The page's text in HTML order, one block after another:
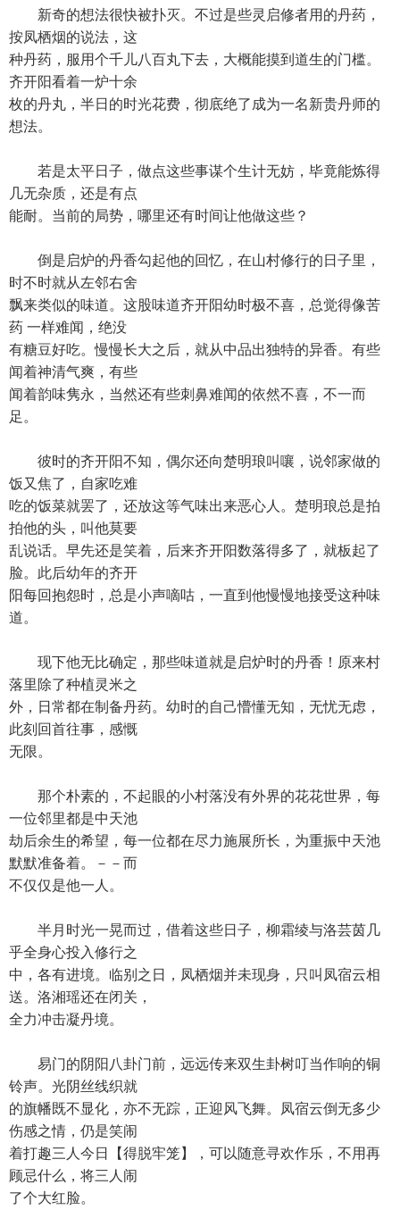
新奇的想法很快被扑灭。不过是些灵启修者用的丹药，
按凤栖烟的说法，这
种丹药，服用个千儿八百丸下去，大概能摸到道生的门槛。
齐开阳看着一炉十余
枚的丹丸，半日的时光花费，彻底绝了成为一名新贵丹师的
想法。
若是太平日子，做点这些事谋个生计无妨，毕竟能炼得
几无杂质，还是有点
能耐。当前的局势，哪里还有时间让他做这些？
倒是启炉的丹香勾起他的回忆，在山村修行的日子里，
时不时就从左邻右舍
飘来类似的味道。这股味道齐开阳幼时极不喜，总觉得像苦
药 一样难闻，绝没
有糖豆好吃。慢慢长大之后，就从中品出独特的异香。有些
闻着神清气爽，有些
闻着韵味隽永，当然还有些刺鼻难闻的依然不喜，不一而
足。
彼时的齐开阳不知，偶尔还向楚明琅叫嚷，说邻家做的
饭又焦了，自家吃难
吃的饭菜就罢了，还放这等气味出来恶心人。楚明琅总是拍
拍他的头，叫他莫要
乱说话。早先还是笑着，后来齐开阳数落得多了，就板起了
脸。此后幼年的齐开
阳每回抱怨时，总是小声嘀咕，一直到他慢慢地接受这种味
道。
现下他无比确定，那些味道就是启炉时的丹香！原来村
落里除了种植灵米之
外，日常都在制备丹药。幼时的自己懵懂无知，无忧无虑，
此刻回首往事，感慨
无限。
那个朴素的，不起眼的小村落没有外界的花花世界，每
一位邻里都是中天池
劫后余生的希望，每一位都在尽力施展所长，为重振中天池
默默准备着。－－而
不仅仅是他一人。
半月时光一晃而过，借着这些日子，柳霜绫与洛芸茵几
乎全身心投入修行之
中，各有进境。临别之日，凤栖烟并未现身，只叫凤宿云相
送。洛湘瑶还在闭关，
全力冲击凝丹境。
易门的阴阳八卦门前，远远传来双生卦树叮当作响的铜
铃声。光阴丝线织就
的旗幡既不显化，亦不无踪，正迎风飞舞。凤宿云倒无多少
伤感之情，仍是笑闹
着打趣三人今日【得脱牢笼】，可以随意寻欢作乐，不用再
顾忌什么，将三人闹
了个大红脸。